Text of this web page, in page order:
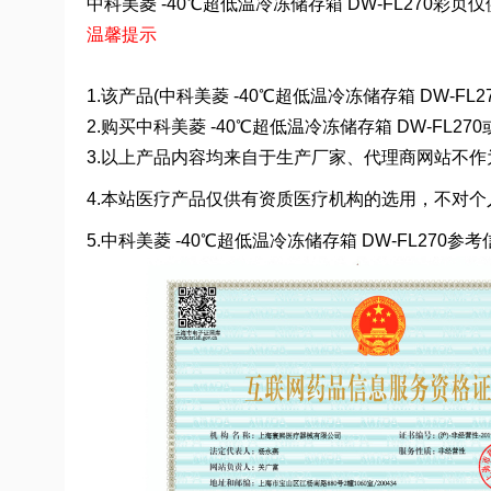
中科美菱 -40℃超低温冷冻储存箱 DW-FL270彩页
温馨提示
1.该产品(中科美菱 -40℃超低温冷冻储存箱 DW-
2.购买中科美菱 -40℃超低温冷冻储存箱 DW-
3.以上产品内容均来自于生产厂家、代理商网站不
4.本站医疗产品仅供有资质医疗机构的选用，不对
5.中科美菱 -40℃超低温冷冻储存箱 DW-FL270参考